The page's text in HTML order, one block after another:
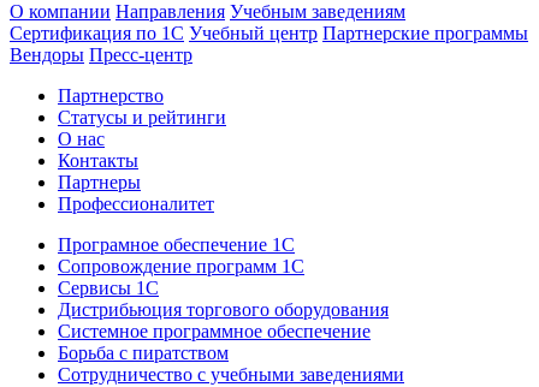
О компании Направления Учебным заведениям
Сертификация по 1С Учебный центр Партнерские программы
Вендоры Пресс-центр
Партнерство
Статусы и рейтинги
О нас
Контакты
Партнеры
Профессионалитет
Програмное обеспечение 1С
Сопровождение программ 1С
Сервисы 1С
Дистрибьюция торгового оборудования
Системное программное обеспечение
Борьба с пиратством
Сотрудничество с учебными заведениями